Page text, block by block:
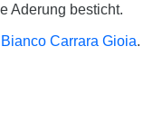
Aderung besticht.
Bianco Carrara Gioia.